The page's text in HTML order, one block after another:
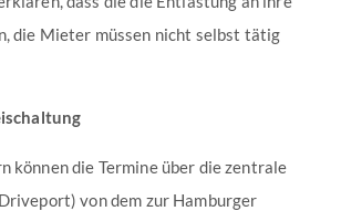
die Mieter müssen nicht selbst tätig
können die Termine über die zentrale
von dem zur Hamburger